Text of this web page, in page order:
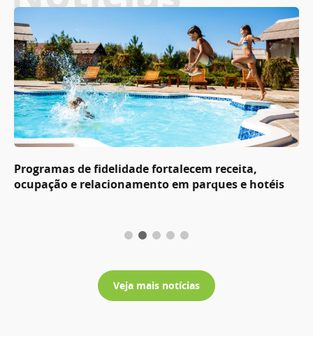
Programas de fidelidade fortalecem receita,
ocupação e relacionamento em parques e hotéis
Veja mais notícias